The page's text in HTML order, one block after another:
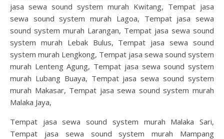
jasa sewa sound system murah Kwitang, Tempat jasa
sewa sound system murah Lagoa, Tempat jasa sewa
sound system murah Larangan, Tempat jasa sewa sound
system murah Lebak Bulus, Tempat jasa sewa sound
system murah Lengkong, Tempat jasa sewa sound system
murah Lenteng Agung, Tempat jasa sewa sound system
murah Lubang Buaya, Tempat jasa sewa sound system
murah Makasar, Tempat jasa sewa sound system murah
Malaka Jaya,
Tempat jasa sewa sound system murah Malaka Sari,
Tempat jasa sewa sound system murah Mampang